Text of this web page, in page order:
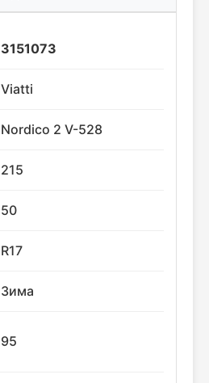
3151073
Viatti
Nordico 2 V-528
215
50
R17
Зима
95